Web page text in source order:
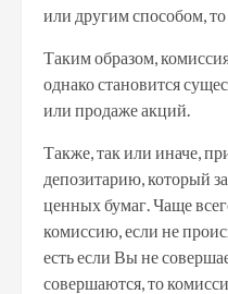
или другим способом,
Таким образом,
однако становится
или продаже акций.
Также, так или иначе,
депозитарию, который
ценных бумаг. Чаще
комиссию, если не
есть если Вы не
совершаются, то